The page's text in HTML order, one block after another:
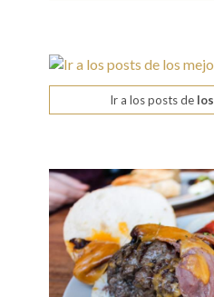
Ir a los posts delos